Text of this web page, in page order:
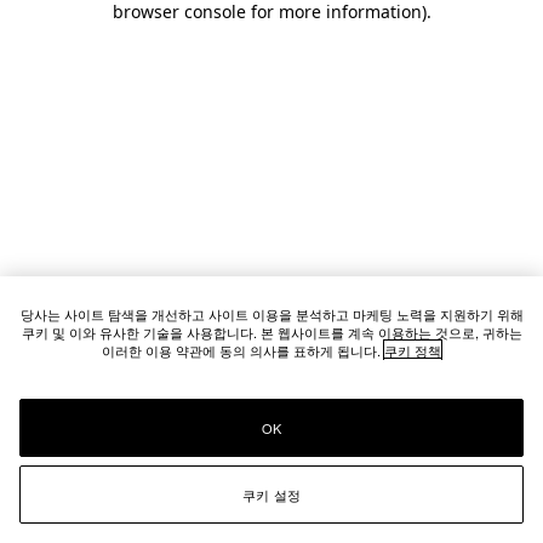
browser console for more information).
당사는 사이트 탐색을 개선하고 사이트 이용을 분석하고 마케팅 노력을 지원하기 위해
쿠키 및 이와 유사한 기술을 사용합니다. 본 웹사이트를 계속 이용하는 것으로, 귀하는
이러한 이용 약관에 동의 의사를 표하게 됩니다. 쿠키 정책
쿠키 설정
OK